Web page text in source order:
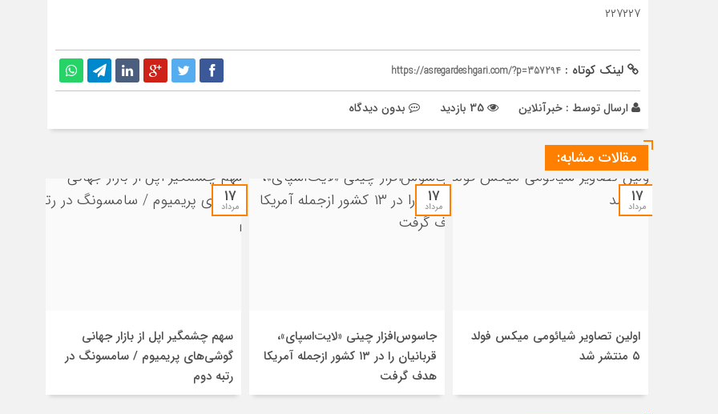
۲۲۷۲۲۷
لینک کوتاه : https://asregardeshgari.com/?p=357294
ارسال توسط : خبرآنلاین بدون دیدگاه
مقالات مشابه:
۱۷
مرداد
اولین تصاویر شیائومی میکس فولد
۵ منتشر شد
۱۷
مرداد
جاسوس‌افزار چینی «لایت‌اسپای»،
قربانیان را در ۱۳ کشور ازجمله آمریکا
هدف گرفت
۱۷
مرداد
سهم چشمگیر اپل از بازار جهانی
گوشی‌های پریمیوم / سامسونگ در
رتبه دوم